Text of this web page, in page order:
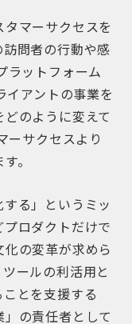
マーサクセスを
問者の行動や感
ラットフォーム
イアントの事業を
のように変えて
ーサクセスより
。
する」というミッ
ロダクトだけで
の変革が求めら
ールの利活用と
とを支援する
」の責任者として